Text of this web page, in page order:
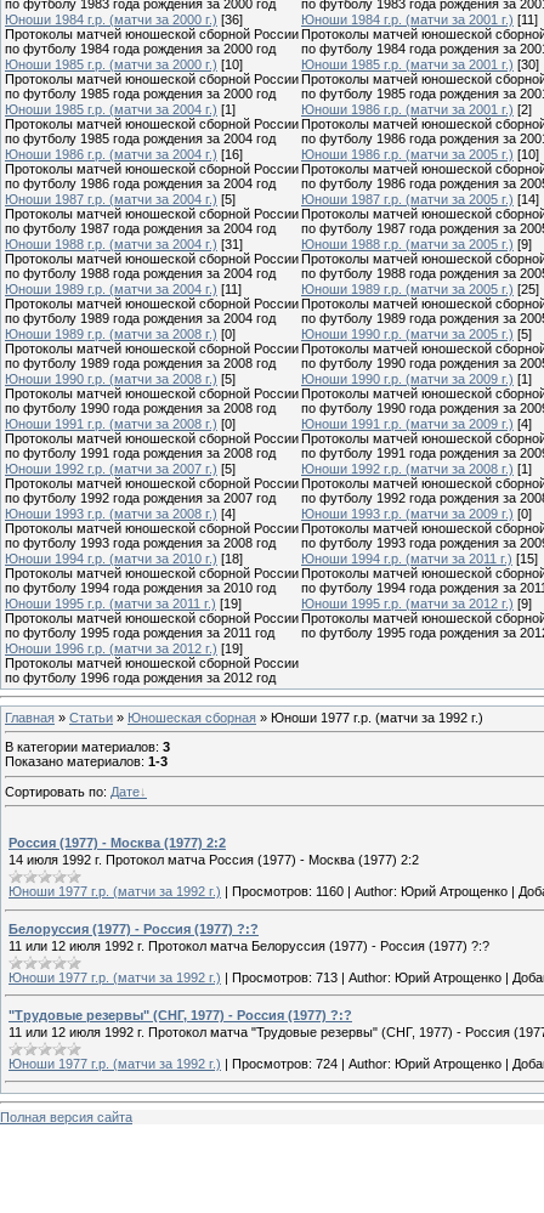
по футболу 1983 года рождения за 2000 год
по футболу 1983 года рождения за
Юноши 1984 г.р. (матчи за 2000 г.) [36]
Протоколы матчей юношеской сборной России
по футболу 1984 года рождения за 2000 год
Юноши 1984 г.р. (матчи за 2001 г.) [11]
Протоколы матчей юношеской
по футболу 1984 года рождения за
Юноши 1985 г.р. (матчи за 2000 г.) [10]
Протоколы матчей юношеской сборной России
по футболу 1985 года рождения за 2000 год
Юноши 1985 г.р. (матчи за 2001 г.) [30]
Протоколы матчей юношеской
по футболу 1985 года рождения за
Юноши 1985 г.р. (матчи за 2004 г.) [1]
Протоколы матчей юношеской сборной России
по футболу 1985 года рождения за 2004 год
Юноши 1986 г.р. (матчи за 2001 г.) [2]
Протоколы матчей юношеской
по футболу 1986 года рождения за
Юноши 1986 г.р. (матчи за 2004 г.) [16]
Протоколы матчей юношеской сборной России
по футболу 1986 года рождения за 2004 год
Юноши 1986 г.р. (матчи за 2005 г.) [10]
Протоколы матчей юношеской
по футболу 1986 года рождения за
Юноши 1987 г.р. (матчи за 2004 г.) [5]
Протоколы матчей юношеской сборной России
по футболу 1987 года рождения за 2004 год
Юноши 1987 г.р. (матчи за 2005 г.) [14]
Протоколы матчей юношеской
по футболу 1987 года рождения за
Юноши 1988 г.р. (матчи за 2004 г.) [31]
Протоколы матчей юношеской сборной России
по футболу 1988 года рождения за 2004 год
Юноши 1988 г.р. (матчи за 2005 г.) [9]
Протоколы матчей юношеской
по футболу 1988 года рождения за
Юноши 1989 г.р. (матчи за 2004 г.) [11]
Протоколы матчей юношеской сборной России
по футболу 1989 года рождения за 2004 год
Юноши 1989 г.р. (матчи за 2005 г.) [25]
Протоколы матчей юношеской
по футболу 1989 года рождения за
Юноши 1989 г.р. (матчи за 2008 г.) [0]
Протоколы матчей юношеской сборной России
по футболу 1989 года рождения за 2008 год
Юноши 1990 г.р. (матчи за 2005 г.) [5]
Протоколы матчей юношеской
по футболу 1990 года рождения за
Юноши 1990 г.р. (матчи за 2008 г.) [5]
Протоколы матчей юношеской сборной России
по футболу 1990 года рождения за 2008 год
Юноши 1990 г.р. (матчи за 2009 г.) [1]
Протоколы матчей юношеской
по футболу 1990 года рождения за
Юноши 1991 г.р. (матчи за 2008 г.) [0]
Протоколы матчей юношеской сборной России
по футболу 1991 года рождения за 2008 год
Юноши 1991 г.р. (матчи за 2009 г.) [4]
Протоколы матчей юношеской
по футболу 1991 года рождения за
Юноши 1992 г.р. (матчи за 2007 г.) [5]
Протоколы матчей юношеской сборной России
по футболу 1992 года рождения за 2007 год
Юноши 1992 г.р. (матчи за 2008 г.) [1]
Протоколы матчей юношеской
по футболу 1992 года рождения за
Юноши 1993 г.р. (матчи за 2008 г.) [4]
Протоколы матчей юношеской сборной России
по футболу 1993 года рождения за 2008 год
Юноши 1993 г.р. (матчи за 2009 г.) [0]
Протоколы матчей юношеской
по футболу 1993 года рождения за
Юноши 1994 г.р. (матчи за 2010 г.) [18]
Протоколы матчей юношеской сборной России
по футболу 1994 года рождения за 2010 год
Юноши 1994 г.р. (матчи за 2011 г.) [15]
Протоколы матчей юношеской
по футболу 1994 года рождения за
Юноши 1995 г.р. (матчи за 2011 г.) [19]
Протоколы матчей юношеской сборной России
по футболу 1995 года рождения за 2011 год
Юноши 1995 г.р. (матчи за 2012 г.) [9]
Протоколы матчей юношеской
по футболу 1995 года рождения за
Юноши 1996 г.р. (матчи за 2012 г.) [19]
Протоколы матчей юношеской сборной России
по футболу 1996 года рождения за 2012 год
Главная » Статьи » Юношеская cборная » Юноши 1977 г.р. (матчи за 1992 г.)
В категории материалов: 3
Показано материалов: 1-3
Сортировать по: Дате
Россия (1977) - Москва (1977) 2:2
14 июля 1992 г. Протокол матча Россия (1977) - Москва (1977) 2:2
Юноши 1977 г.р. (матчи за 1992 г.) Просмотров: 1160 Author: Юрий Атрощенко
Белоруссия (1977) - Россия (1977) ?:?
11 или 12 июля 1992 г. Протокол матча Белоруссия (1977) - Россия (1977) ?:?
Юноши 1977 г.р. (матчи за 1992 г.) | Просмотров: 713 | Author: Юрий Атрощенко |
"Трудовые резервы" (СНГ, 1977) - Россия (1977) ?:?
11 или 12 июля 1992 г. Протокол матча "Трудовые резервы" (СНГ, 1977) - Россия
Юноши 1977 г.р. (матчи за 1992 г.) | Просмотров: 724 | Author: Юрий Атрощенко |
Полная версия сайта